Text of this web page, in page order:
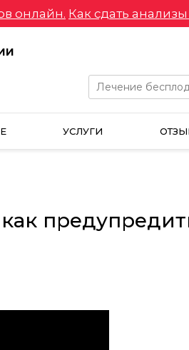
онлайн. Как сдать
УСЛУГИ